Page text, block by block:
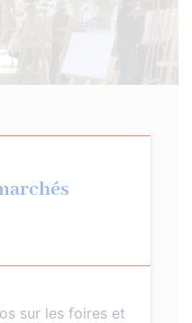
sur les foires et